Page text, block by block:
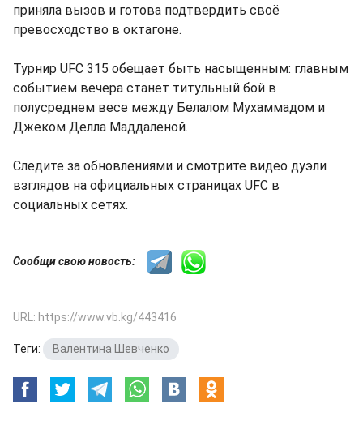
приняла вызов и готова подтвердить своё
превосходство в октагоне.
Турнир UFC 315 обещает быть насыщенным: главным
событием вечера станет титульный бой в
полусреднем весе между Белалом Мухаммадом и
Джеком Делла Маддаленой.
Следите за обновлениями и смотрите видео дуэли
взглядов на официальных страницах UFC в
социальных сетях.
Сообщи свою новость:
URL: https://www.vb.kg/443416
Теги: Валентина Шевченко